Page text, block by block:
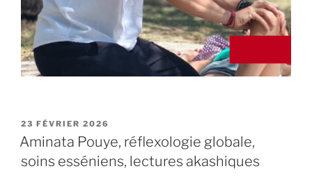
PUBLIÉ
LE
23 FÉVRIER 2026
Aminata Pouye, réflexologie globale,
soins esséniens, lectures akashiques